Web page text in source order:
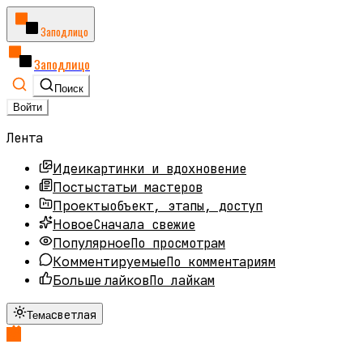
Заподлицо
Заподлицо
Поиск
Войти
Лента
Идеикартинки и вдохновение
Постыстатьи мастеров
Проектыобъект, этапы, доступ
НовоеСначала свежие
ПопулярноеПо просмотрам
КомментируемыеПо комментариям
Больше лайковПо лайкам
Темасветлая